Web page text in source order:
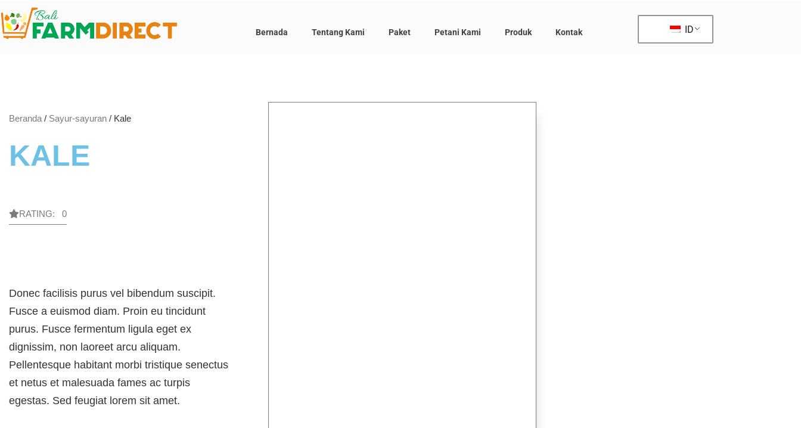
Bernada Tentang Kami Paket Petani Kami Produk Kontak ID
Beranda / Sayur-sayuran / Kale
KALE
RATING: 0
Donec facilisis purus vel bibendum suscipit.
Fusce a euismod diam. Proin eu tincidunt
purus. Fusce fermentum ligula eget ex
dignissim, non laoreet arcu aliquam.
Pellentesque habitant morbi tristique senectus
et netus et malesuada fames ac turpis
egestas. Sed feugiat lorem sit amet.